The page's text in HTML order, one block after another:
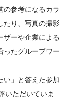
の参考になるカラ
たり、写真の撮影
ザーや企業による
ったグループワー
い」と答えた参加
いただいていま